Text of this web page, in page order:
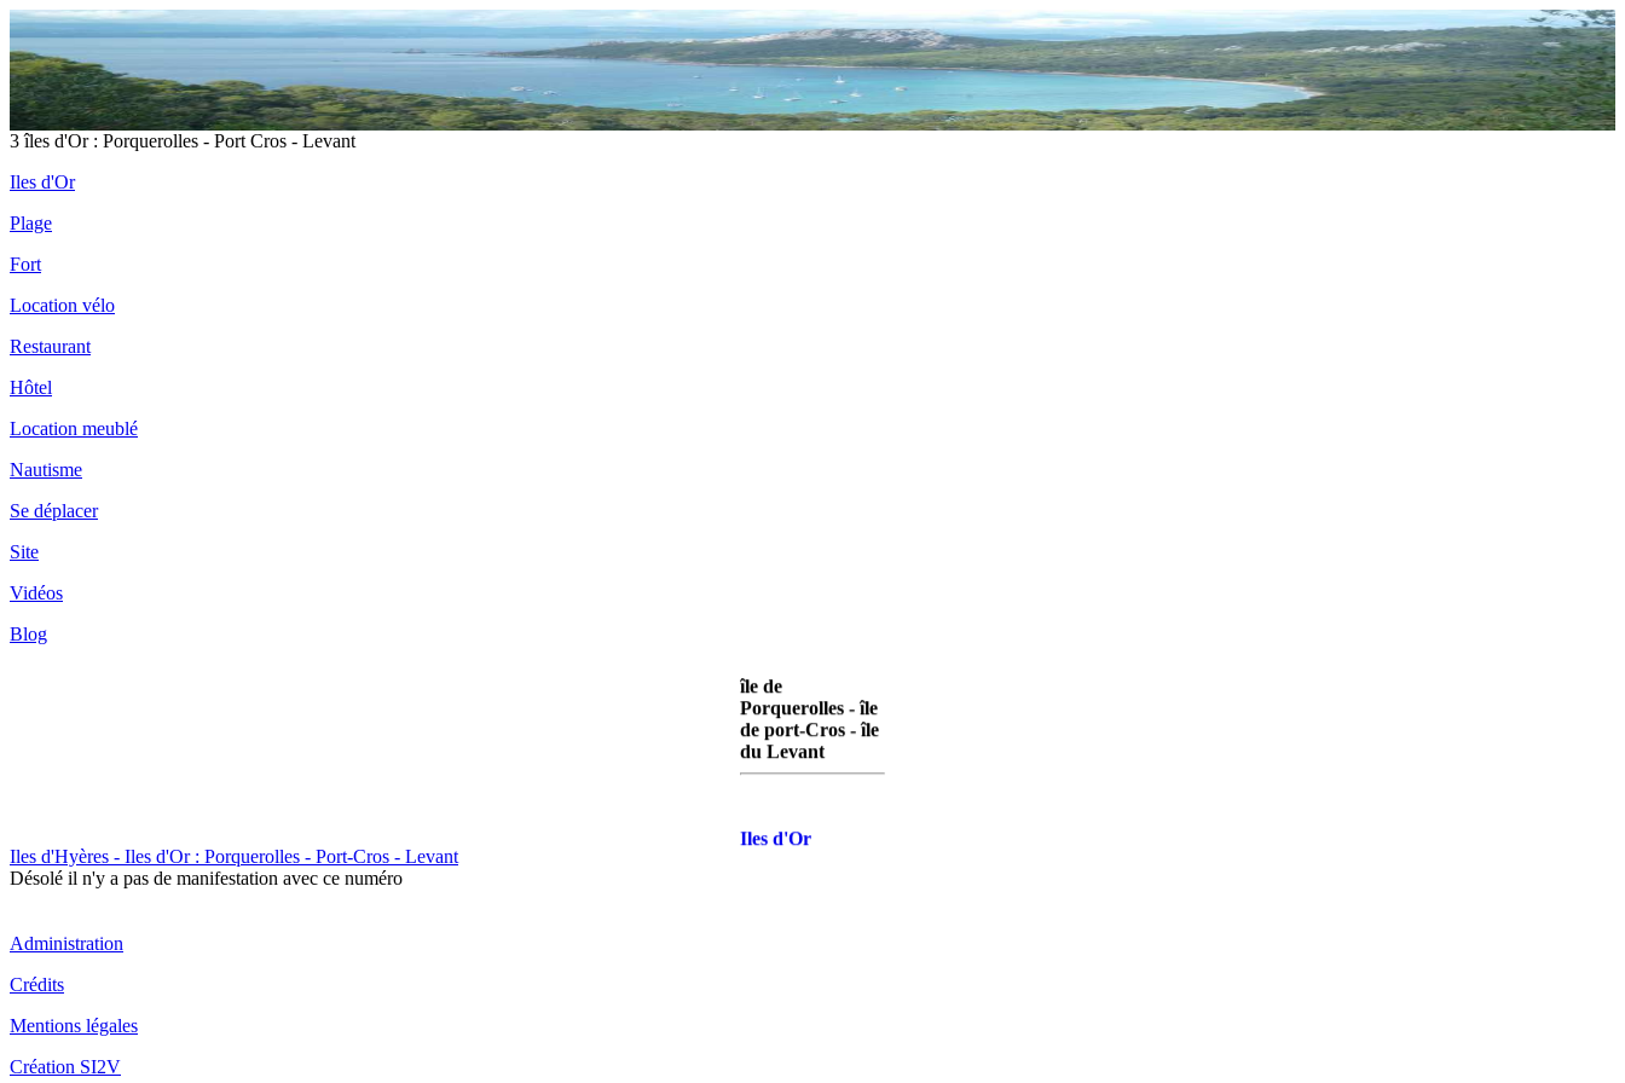
3 îles d'Or : Porquerolles - Port Cros - Levant
Iles d'Or
Plage
Fort
Location vélo
Restaurant
Hôtel
Location meublé
Nautisme
Se déplacer
Site
Vidéos
Blog
île de
Porquerolles - île
de port-Cros - île
du Levant
Iles d'Or
Porquerolles
Iles d'Hyères - Iles d'Or : Porquerolles - Port-Cros - Levant
Désolé il n'y a pas de manifestation avec ce numéro
Administration
Crédits
Mentions légales
Création SI2V